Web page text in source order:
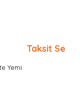
Taksit
Yemi